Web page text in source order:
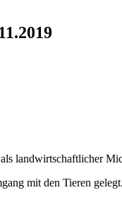
landwirtschaftlicher
mit den Tieren